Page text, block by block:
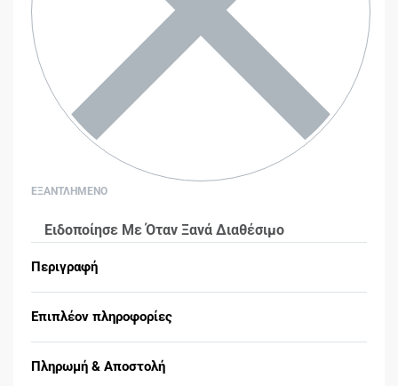
ΕΞΑΝΤΛΗΜΕΝΟ
Ειδοποίησε Με Όταν Ξανά Διαθέσιμο
Περιγραφή
Επιπλέον πληροφορίες
Πληρωμή & Αποστολή